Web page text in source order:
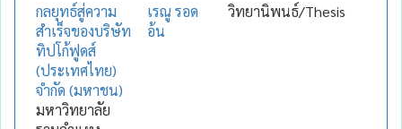
กลยุทธ์สู่ความ
สำเร็จของบริษัท
ทิปโก้ฟูดส์
(ประเทศไทย)
จำกัด (มหาชน)
มหาวิทยาลัย
เรณู รอด
อ้น
วิทยานิพนธ์/Thesis